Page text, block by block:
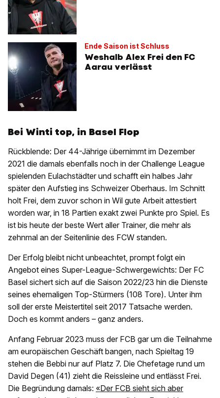
Ende Saison ist Schluss
Weshalb Alex Frei den FC
Aarau verlässt
Bei Winti top, in Basel Flop
Rückblende: Der 44-Jährige übernimmt im Dezember
2021 die damals ebenfalls noch in der Challenge League
spielenden Eulachstädter und schafft ein halbes Jahr
später den Aufstieg ins Schweizer Oberhaus. Im Schnitt
holt Frei, dem zuvor schon in Wil gute Arbeit attestiert
worden war, in 18 Partien exakt zwei Punkte pro Spiel. Es
ist bis heute der beste Wert aller Trainer, die mehr als
zehnmal an der Seitenlinie des FCW standen.
Der Erfolg bleibt nicht unbeachtet, prompt folgt ein
Angebot eines Super-League-Schwergewichts: Der FC
Basel sichert sich auf die Saison 2022/23 hin die Dienste
seines ehemaligen Top-Stürmers (108 Tore). Unter ihm
soll der erste Meistertitel seit 2017 Tatsache werden.
Doch es kommt anders – ganz anders.
Anfang Februar 2023 muss der FCB gar um die Teilnahme
am europäischen Geschäft bangen, nach Spieltag 19
stehen die Bebbi nur auf Platz 7. Die Chefetage rund um
David Degen (41) zieht die Reissleine und entlässt Frei.
Die Begründung damals: «Der FCB sieht sich aber